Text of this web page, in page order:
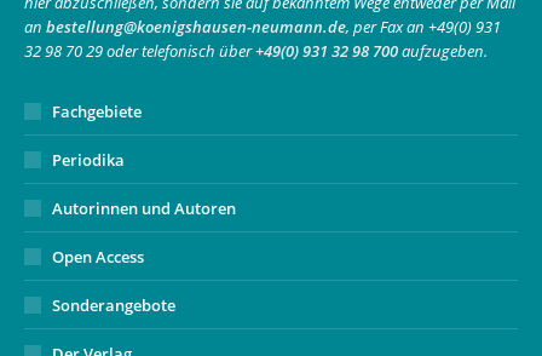
windowwindow
new
window
an bestellung@koenigshausen-neumann.de, per Fax an +49(0) 931
32 98 70 29 oder telefonisch über+49(0) 931 32 98 700aufzugeben.
Fachgebiete
Periodika
Autorinnen und Autoren
Open Access
Sonderangebote